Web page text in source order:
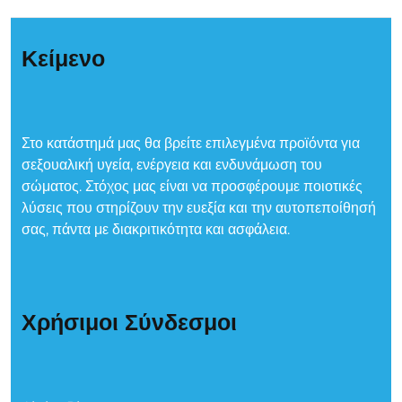
Κείμενο
Στο κατάστημά μας θα βρείτε επιλεγμένα προϊόντα για
σεξουαλική υγεία, ενέργεια και ενδυνάμωση του
σώματος. Στόχος μας είναι να προσφέρουμε ποιοτικές
λύσεις που στηρίζουν την ευεξία και την αυτοπεποίθησή
σας, πάντα με διακριτικότητα και ασφάλεια.
Χρήσιμοι Σύνδεσμοι